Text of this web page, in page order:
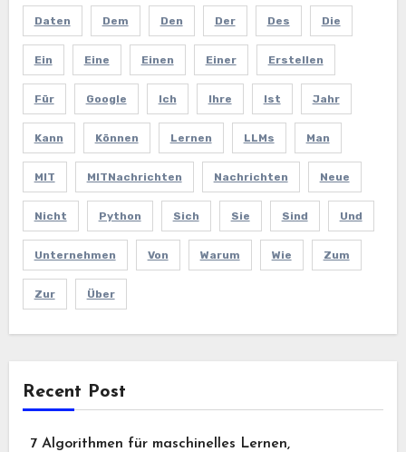
Daten Dem Den Der Des Die
Ein Eine Einen Einer Erstellen
Für Google Ich Ihre Ist Jahr
Kann Können Lernen LLMs Man
MIT MITNachrichten Nachrichten Neue
Nicht Python Sich Sie Sind Und
Unternehmen Von Warum Wie Zum
Zur Über
Recent Post
7 Algorithmen für maschinelles Lernen,